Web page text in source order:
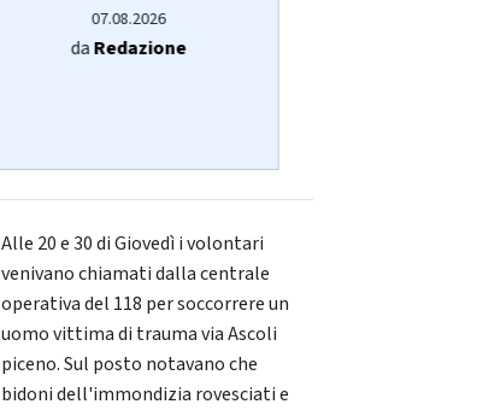
07.08.2026
daRedazione
Alle 20 e 30 di Giovedì i volontari
venivano chiamati dalla centrale
operativa del 118 per soccorrere un
uomo vittima di trauma via Ascoli
piceno. Sul posto notavano che
bidoni dell'immondizia rovesciati e